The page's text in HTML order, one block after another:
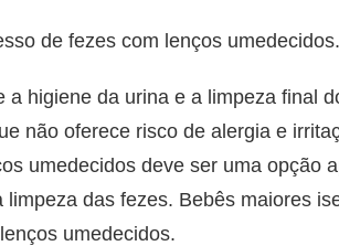
de fezes com lenços umedecidos.
a higiene da urina e a limpeza final
não oferece risco de alergia e
umedecidos deve ser uma opção
limpeza das fezes. Bebês maiores
umedecidos.